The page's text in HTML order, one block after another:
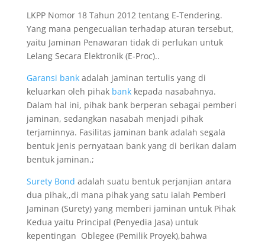
LKPP Nomor 18 Tahun 2012 tentang E-Tendering.
Yang mana pengecualian terhadap aturan tersebut,
yaitu Jaminan Penawaran tidak di perlukan untuk
Lelang Secara Elektronik (E-Proc)..
Garansi bankadalah jaminan tertulis yang di
keluarkan oleh pihak bankkepada nasabahnya.
Dalam hal ini, pihak bank berperan sebagai pemberi
jaminan, sedangkan nasabah menjadi pihak
terjaminnya. Fasilitas jaminan bank adalah segala
bentuk jenis pernyataan bank yang di berikan dalam
bentuk jaminan.;
Surety Bond adalah suatu bentuk perjanjian antara
dua pihak,,di mana pihak yang satu ialah Pemberi
Jaminan (Surety) yang memberi jaminan untuk Pihak
Kedua yaitu Principal (Penyedia Jasa) untuk
kepentingan Oblegee (Pemilik Proyek),bahwa